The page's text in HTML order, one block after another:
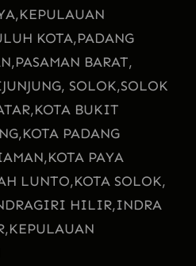
KEPULAUAN
KOTA,PADANG
PASAMAN BARAT,
SOLOK,SOLOK
KOTA BUKIT
KOTA PADANG
KOTA PAYA
LUNTO,KOTA SOLOK,
HILIR,INDRA
KEPULAUAN